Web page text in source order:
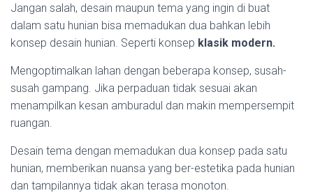
Jangan salah, desain maupun tema yang ingin di buat
dalam satu hunian bisa memadukan dua bahkan lebih
konsep desain hunian. Seperti konsep klasik modern.
Mengoptimalkan lahan dengan beberapa konsep, susah-
susah gampang. Jika perpaduan tidak sesuai akan
menampilkan kesan amburadul dan makin mempersempit
ruangan.
Desain tema dengan memadukan dua konsep pada satu
hunian, memberikan nuansa yang ber-estetika pada hunian
dan tampilannya tidak akan terasa monoton.